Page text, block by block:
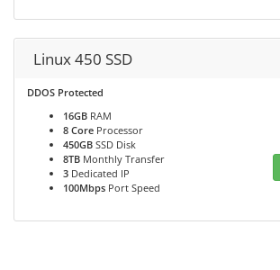
Linux 450 SSD
DDOS Protected
16GB RAM
8 Core Processor
450GB SSD Disk
8TB Monthly Transfer
3 Dedicated IP
100Mbps Port Speed